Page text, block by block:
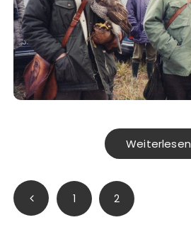
Weiterlesen
Seitennummerierung
der 1 2